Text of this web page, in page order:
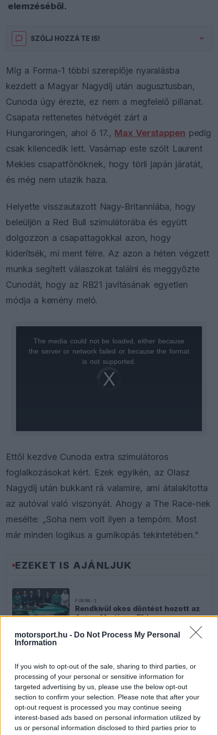
motorsport.hu - Do Not Process My Personal
Information
If you wish to opt-out of the sale, sharing to third parties, or
processing of your personal or sensitive information for
targeted advertising by us, please use the below opt-out
section to confirm your selection. Please note that after your
opt-out request is processed you may continue seeing
interest-based ads based on personal information utilized by
us or personal information disclosed to third parties prior to
elemzéséből.
SZÓLJ HOZZÁ TE IS!
Míg a Forma-1 többi szereplője nyaralásba
kezdett a Magyar Nagydíj után augusztusban,
Cunoda úgy érezte, ez nem a megfelelő pillanat.
Csapata rettenetes hétvégét zárt a
Hungaroringen, ahol ő 17., Max Verstappen pedig
csak kilencedik lett. Vasárnap este szólt Laurent
Mekies csapatfőnöknek, hogy törli japán járatát,
és még nem utazik haza.
Helyette visszautazott Nagy-Britanniába, hogy
beleüljön a Red Bull szimulátorába és együtt
dolgozzon a csapattagokkal azon, hogy
kiderítsék, mi ment félre. Az azon a héten végzett
munka segített válaszokat találni és meggyőzte
Cunodát, hogy az RB21 javításának egyetlen
módja a kemény meló.
Video
Player
loading.
The media could not be loaded, either because
the server or network failed or because the format
is not supported.
Ettől kezdve Cunoda extra szimulátoros
foglalkozásokat kért. Ezek egyikén, az Olasz
Nagydíj után bukkant rá valamire, ami átalakította
az autóval való viszonyát. Ahogy a The Race-nek
mesélte: „Soha nem volt ilyen a tempóm. Most
már minden logikus a gumikopás tekintetében."
EZEKET IS AJÁNLJUK
FORMA-1
Rendkívül okos döntést hozott az
Aston Martin az F1-ben
FORMA-1
Óriási fordulat Lewis Hamilton
jövőjével kapcsolatban
A McLaren korábbi szerelője